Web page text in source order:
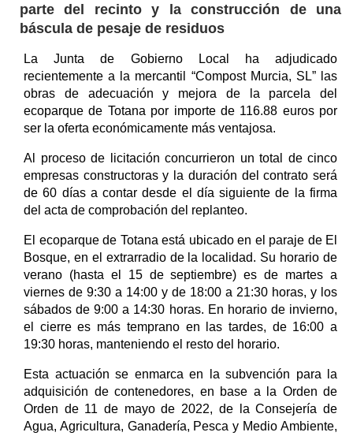
parte del recinto y la construcción de una
báscula de pesaje de residuos
La Junta de Gobierno Local ha adjudicado
recientemente a la mercantil “Compost Murcia, SL” las
obras de adecuación y mejora de la parcela del
ecoparque de Totana por importe de 116.88 euros por
ser la oferta económicamente más ventajosa.
Al proceso de licitación concurrieron un total de cinco
empresas constructoras y la duración del contrato será
de 60 días a contar desde el día siguiente de la firma
del acta de comprobación del replanteo.
El ecoparque de Totana está ubicado en el paraje de El
Bosque, en el extrarradio de la localidad. Su horario de
verano (hasta el 15 de septiembre) es de martes a
viernes de 9:30 a 14:00 y de 18:00 a 21:30 horas, y los
sábados de 9:00 a 14:30 horas. En horario de invierno,
el cierre es más temprano en las tardes, de 16:00 a
19:30 horas, manteniendo el resto del horario.
Esta actuación se enmarca en la subvención para la
adquisición de contenedores, en base a la Orden de
Orden de 11 de mayo de 2022, de la Consejería de
Agua, Agricultura, Ganadería, Pesca y Medio Ambiente,